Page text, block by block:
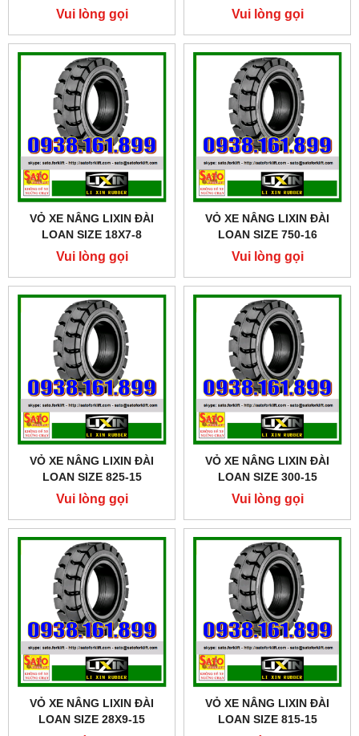
Vui lòng gọi Vui lòng gọi
VỎ XE NÂNG LIXIN ĐÀI
LOAN SIZE 18X7-8
Vui lòng gọi
VỎ XE NÂNG LIXIN ĐÀI
LOAN SIZE 750-16
Vui lòng gọi
VỎ XE NÂNG LIXIN ĐÀI
LOAN SIZE 825-15
Vui lòng gọi
VỎ XE NÂNG LIXIN ĐÀI
LOAN SIZE 300-15
Vui lòng gọi
VỎ XE NÂNG LIXIN ĐÀI
LOAN SIZE 28X9-15
VỎ XE NÂNG LIXIN ĐÀI
LOAN SIZE 815-15